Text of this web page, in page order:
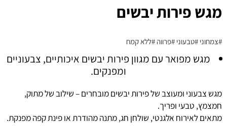
מגש פירות יבשים
#צמחוני #טבעוני #פרווה #ללא קמח
מגש מפואר עם מגוון פירות יבשים איכותיים, צבעוניים
ומפנקים.
מגש צבעוני ומעוצב של פירות יבשים מובחרים – שילוב של מתוק,
חמצמץ, טבעי ופריך.
מתאים לאירוח אלגנטי, שולחן חג, מתנה מהודרת או פינת קפה מפנקת.